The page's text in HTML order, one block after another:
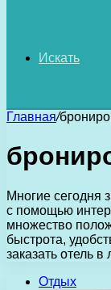
Искать
Главная/
Многие сегодня
с помощью
множество
быстрота,
заказать отель
Отдых